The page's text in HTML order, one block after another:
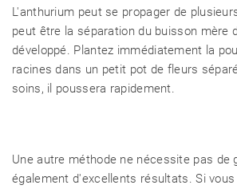
L'anthurium peut se propager de
peut être la séparation du buisson mère
développé. Plantez immédiatement la
racines dans un petit pot de fleurs
soins, il poussera rapidement.
Une autre méthode ne nécessite pas de
également d'excellents résultats. Si